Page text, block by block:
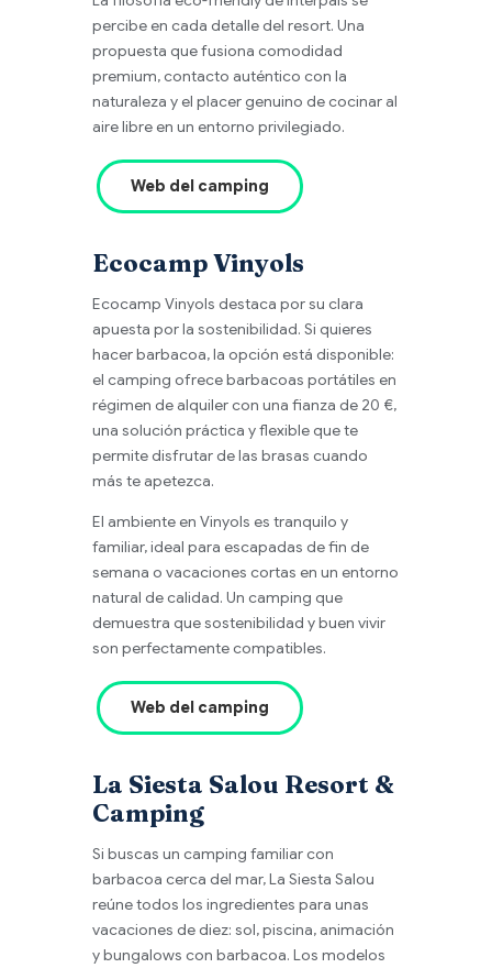
percibe en cada detalle del resort. Una
propuesta que fusiona comodidad
premium, contacto auténtico con la
naturaleza y el placer genuino de cocinar al
aire libre en un entorno privilegiado.
Web del camping
Ecocamp Vinyols
Ecocamp Vinyols destaca por su clara
apuesta por la sostenibilidad. Si quieres
hacer barbacoa, la opción está disponible:
el camping ofrece barbacoas portátiles en
régimen de alquiler con una fianza de 20 €,
una solución práctica y flexible que te
permite disfrutar de las brasas cuando
más te apetezca.
El ambiente en Vinyols es tranquilo y
familiar, ideal para escapadas de fin de
semana o vacaciones cortas en un entorno
natural de calidad. Un camping que
demuestra que sostenibilidad y buen vivir
son perfectamente compatibles.
Web del camping
La Siesta Salou Resort &
Camping
Si buscas un camping familiar con
barbacoa cerca del mar, La Siesta Salou
reúne todos los ingredientes para unas
vacaciones de diez: sol, piscina, animación
y bungalows con barbacoa. Los modelos